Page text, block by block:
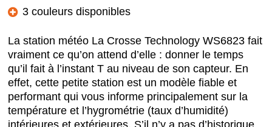
3 couleurs disponibles
La station météo La Crosse Technology WS6823 fait
vraiment ce qu’on attend d’elle : donner le temps
qu’il fait à l’instant T au niveau de son capteur. En
effet, cette petite station est un modèle fiable et
performant qui vous informe principalement sur la
température et l’hygrométrie (taux d’humidité)